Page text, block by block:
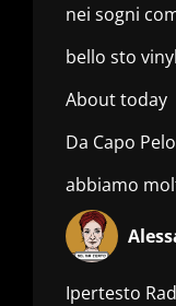
nei sogni
bello sto
About today
Da Capo
abbiamo
Ipertesto